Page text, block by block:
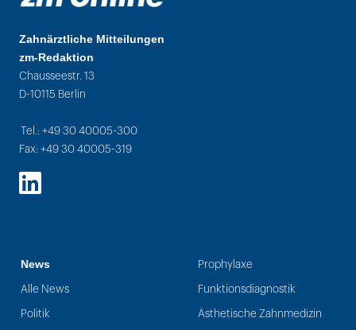
Zahnärztliche Mitteilungen
zm-Redaktion
Chausseestr. 13
D-10115 Berlin
Tel.: +49 30 40005-300
Fax: +49 30 40005-319
LinkedIn
News
Alle News
Politik
Prophylaxe
Funktionsdiagnostik
Ästhetische Zahnmedizin